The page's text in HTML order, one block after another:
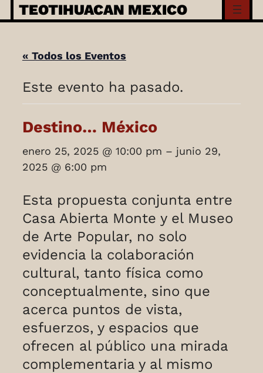
Skip
to
TEOTIHUACAN MEXICO
« Todos los Eventos
Este evento ha pasado.
Destino… México
enero 25, 2025 @ 10:00 pm – junio 29,
2025 @ 6:00 pm
Esta propuesta conjunta entre
Casa Abierta Monte y el Museo
de Arte Popular, no solo
evidencia la colaboración
cultural, tanto física como
conceptualmente, sino que
acerca puntos de vista,
esfuerzos, y espacios que
ofrecen al público una mirada
complementaria y al mismo